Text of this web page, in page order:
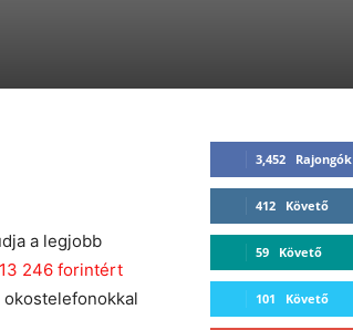
a legjobb
13 246 forintért
3,452 Rajongók
412 Követő
59 Követő
101 Követő